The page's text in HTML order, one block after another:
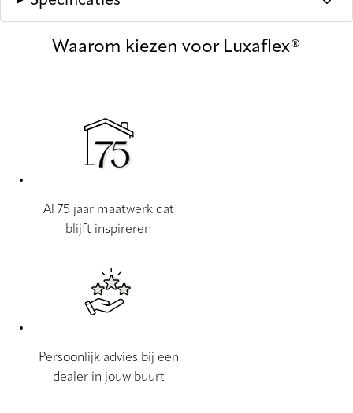
Waarom kiezen voor Luxaflex®
Al 75 jaar maatwerk dat
blijft inspireren
Persoonlijk advies bij een
dealer in jouw buurt